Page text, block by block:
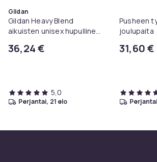
Gildan
Gildan Heavy Blend
aikuisten unisex hupullinen
36,24 €
5,0
perjantai, 21 elo
Pusheen
joulupaita
31,60 €